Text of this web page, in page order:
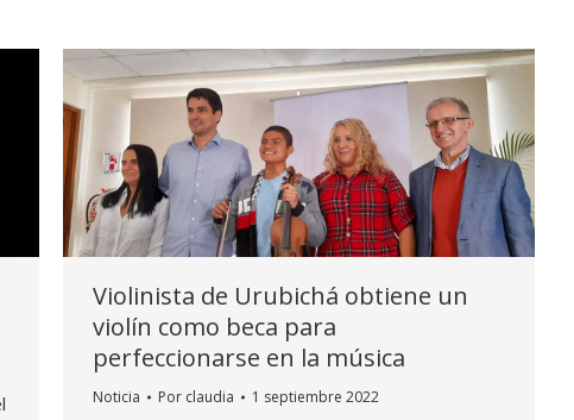
Violinista de Urubichá obtiene un
violín como beca para
perfeccionarse en la música
Noticia Por claudia 1 septiembre 2022